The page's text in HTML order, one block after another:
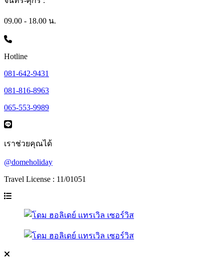
09.00 - 18.00 น.
Hotline
081-642-9431
081-816-8963
065-553-9989
เราช่วยคุณได้
@domeholiday
Travel License : 11/01051